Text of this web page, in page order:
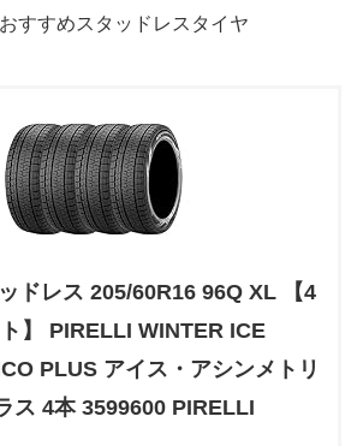
すすめスタッドレスタイヤ
ドレス 205/60R16 96Q XL 【4
】 PIRELLI WINTER ICE
PLUS アイス・アシンメトリ
ス 4本 3599600 PIRELLI